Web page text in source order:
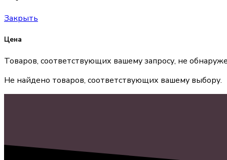
Закрыть
Цена
Товаров, соответствующих вашему запросу, не
Не найдено товаров, соответствующих вашему выбору.